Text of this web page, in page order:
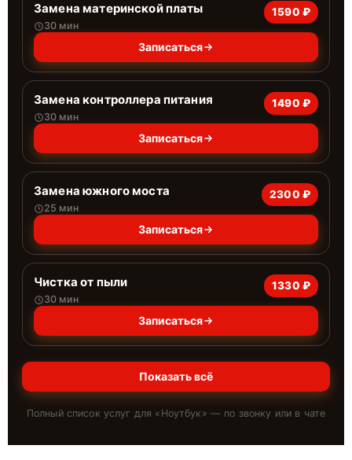
Замена материнской платы
30 мин
1590 ₽
Записаться
Замена контроллера питания
30 мин
1490 ₽
Записаться
Замена южного моста
25 мин
2300 ₽
Записаться
Чистка от пыли
30 мин
1330 ₽
Записаться
Показать всё
Полный список услуг для « Ноутбук » — по звонку или в чате